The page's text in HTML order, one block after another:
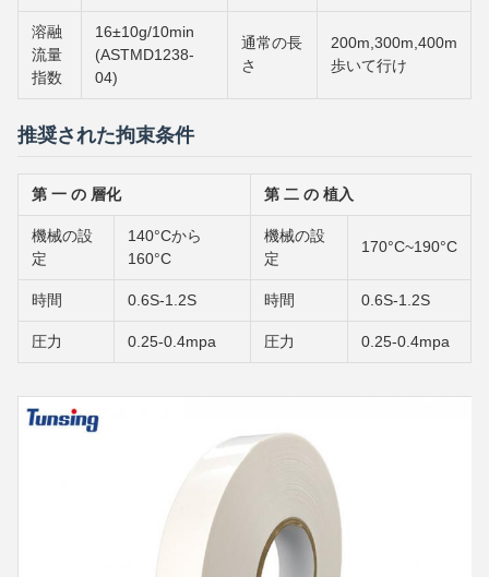
溶融
流量
指数
16±10g/10min
(ASTMD1238-
04)
通常の長
さ
200m,300m,400m
歩いて行け
推奨された拘束条件
第 一 の 層化 第 二 の 植入
機械の設
定
140°Cから
160°C
機械の設
定
170°C~190°C
時間 0.6S-1.2S 時間 0.6S-1.2S
圧力 0.25-0.4mpa 圧力 0.25-0.4mpa